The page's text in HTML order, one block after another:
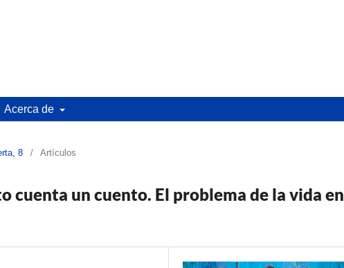
Acerca de
8 / Artículos
cuenta un cuento. El problema de la vida en